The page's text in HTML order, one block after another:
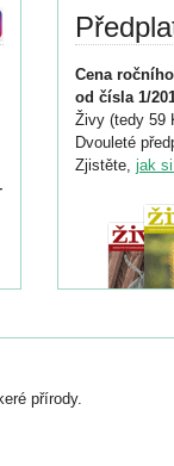
Cena
od čísla 1/
Živy (tedy 59
Dvouleté
Zjistěte, jak
přírody.